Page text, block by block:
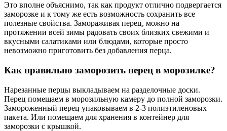
Это вполне объяснимо, так как продукт отлично подвергается
заморозке и к тому же есть возможность сохранить все
полезные свойства. Замораживая перец, можно на
протяжении всей зимы радовать своих близких свежими и
вкусными салатиками или блюдами, которые просто
невозможно приготовить без добавления перца.
Как правильно заморозить перец в морозилке?
Нарезанные перцы выкладываем на разделочные доски.
Перец помещаем в морозильную камеру до полной заморозки.
Замороженный перец упаковываем в 2-3 полиэтиленовых
пакета. Или помещаем для хранения в контейнер для
заморозки с крышкой.